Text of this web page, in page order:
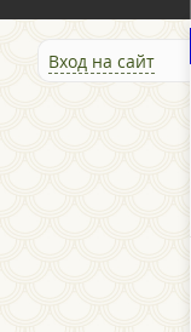
Вход на сайт